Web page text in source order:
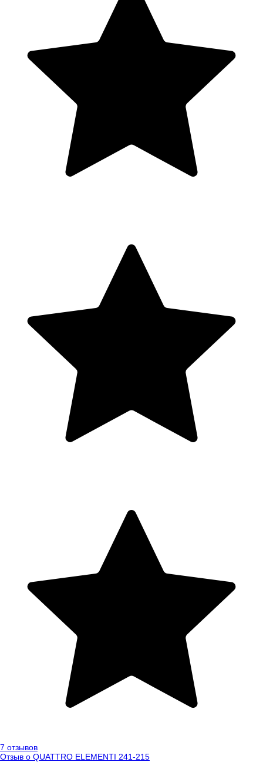
7 отзывов
Отзыв о QUATTRO ELEMENTI 241-215